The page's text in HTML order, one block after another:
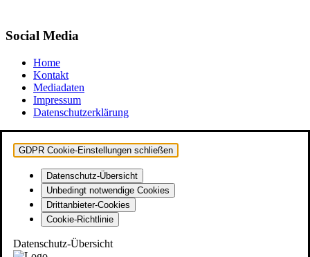
Social Media
Home
Kontakt
Mediadaten
Impressum
Datenschutzerklärung
GDPR Cookie-Einstellungen schließen
Datenschutz-Übersicht
Unbedingt notwendige Cookies
Drittanbieter-Cookies
Cookie-Richtlinie
Datenschutz-Übersicht